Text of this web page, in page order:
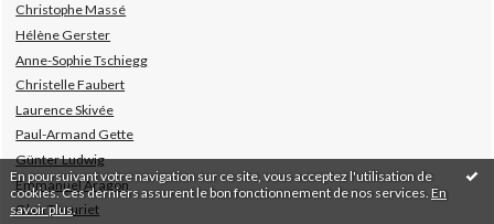
En poursuivant votre navigation sur ce site, vous acceptez l'utilisation de
cookies. Ces derniers assurent le bon fonctionnement de nos services. En
savoir plus.
Christophe Massé
Hélène Gerster
Anne-Sophie Tschiegg
Christelle Faubert
Laurence Skivée
Paul-Armand Gette
Günter Ludwig
Emmanuel Aragon
Olga Theuriet